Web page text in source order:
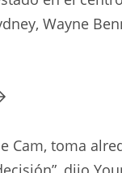
Wayne
Cam, toma